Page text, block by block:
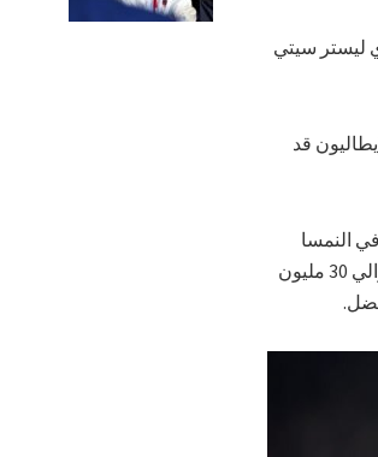
ليستر سيتي
قد
في النمسا
لصالح أر بي سالزبورج. تم التوقيع معه قبل بضع سنوات من قبل نادي ليستر سيتي مقابل حوالي 30 مليون